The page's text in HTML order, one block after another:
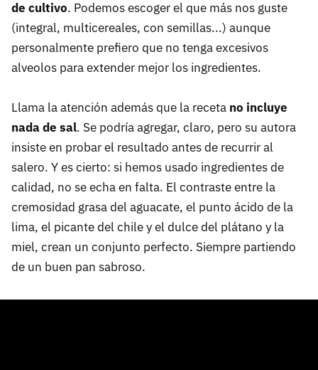
de cultivo. Podemos escoger el que más nos guste
(integral, multicereales, con semillas...) aunque
personalmente prefiero que no tenga excesivos
alveolos para extender mejor los ingredientes.
Llama la atención además que la receta no incluye
nada de sal. Se podría agregar, claro, pero su autora
insiste en probar el resultado antes de recurrir al
salero. Y es cierto: si hemos usado ingredientes de
calidad, no se echa en falta. El contraste entre la
cremosidad grasa del aguacate, el punto ácido de la
lima, el picante del chile y el dulce del plátano y la
miel, crean un conjunto perfecto. Siempre partiendo
de un buen pan sabroso.